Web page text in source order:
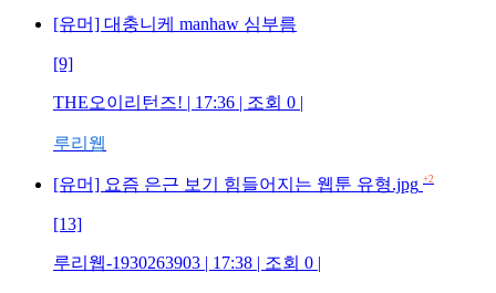
[유머] 대충니케 manhaw 심부름
[9]
THE오이리턴즈! | 17:36 | 조회 0 |
루리웹
[유머] 요즘 은근 보기 힘들어지는 웹툰 유형.jpg +2
[13]
루리웹-1930263903 | 17:38 | 조회 0 |